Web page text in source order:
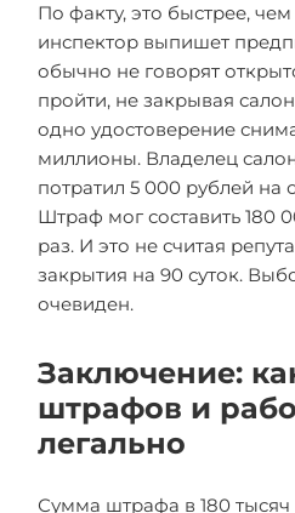
По факту, это быстрее,
инспектор выпишет
обычно не говорят
пройти, не закрывая
одно удостоверение
миллионы. Владелец
потратил 5 000 рублей на
Штраф мог составить 180
раз. И это не считая
закрытия на 90 суток.
очевиден.
Заключение:
штрафов и
легально
Сумма штрафа в 180